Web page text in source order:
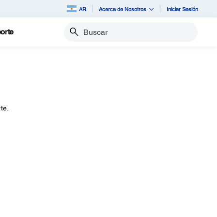
AR Acerca de Nosotros Iniciar Sesión
Buscar